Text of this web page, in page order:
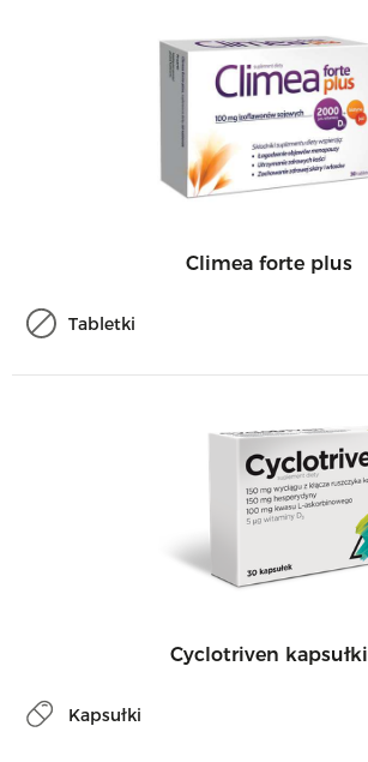
Climea forte plus
Tabletki
Cyclotriven kapsułki
Kapsułki